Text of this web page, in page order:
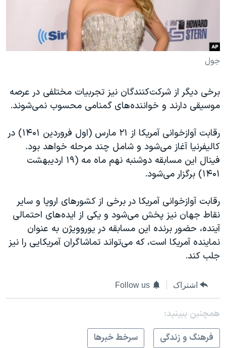
جول
برخی دیگر از شرکت‌کنندگان نیز تجربیات مختلفی در عرصه
موسیقی دارند و خواننده‌های گمنامی محسوب نمی‌شوند.
رقابت آوازخوانی آمریکا از ۲۱ مارس (اول فروردین ۱۴۰۱) در
کالیفرنیا آغاز می‌شود و شامل چند مرحله خواهد بود.
فینال این مسابقه دوشنبه نهم ماه مه (۱۹ اردیبهشت
۱۴۰۱) برگزار می‌شود.
رقابت آوازخوانی آمریکا در برخی از کشورهای اروپا و سایر
نقاط جهان نیز پخش می‌شود و یکی از ایده‌های احتمالی
آینده، حضور برنده این مسابقه در یوروویژن به عنوان
نماینده آمریکا است، که می‌تواند تماشاگران آمریکایی را نیز
جلب کند.
اشتراک Follow us
همچنبن ببینید:
فرهنگ و زندگی
سرخط خبرها